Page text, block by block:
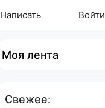
Написать Войти
Моя лента
Свежее: